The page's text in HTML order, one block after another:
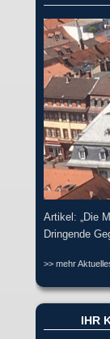
Artikel: „Die
Dringende
>> mehr
IHR